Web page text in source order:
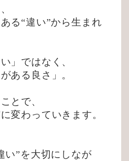
る“違い”から生まれ
」ではなく、
ある良さ」。
とで、
変わっていきます。
い”を大切にしなが